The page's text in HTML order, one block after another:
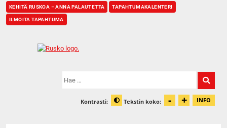
KEHITÄ RUSKOA – ANNA PALAUTETTA TAPAHTUMAKALENTERI
ILMOITA TAPAHTUMA
Hae:
Kontrasti: Muuta kontrastia
Tekstin koko: - + INFO